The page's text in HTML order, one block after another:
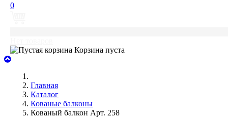
0
Корзина пуста
Главная
Каталог
Кованые балконы
Кованый балкон Арт. 258